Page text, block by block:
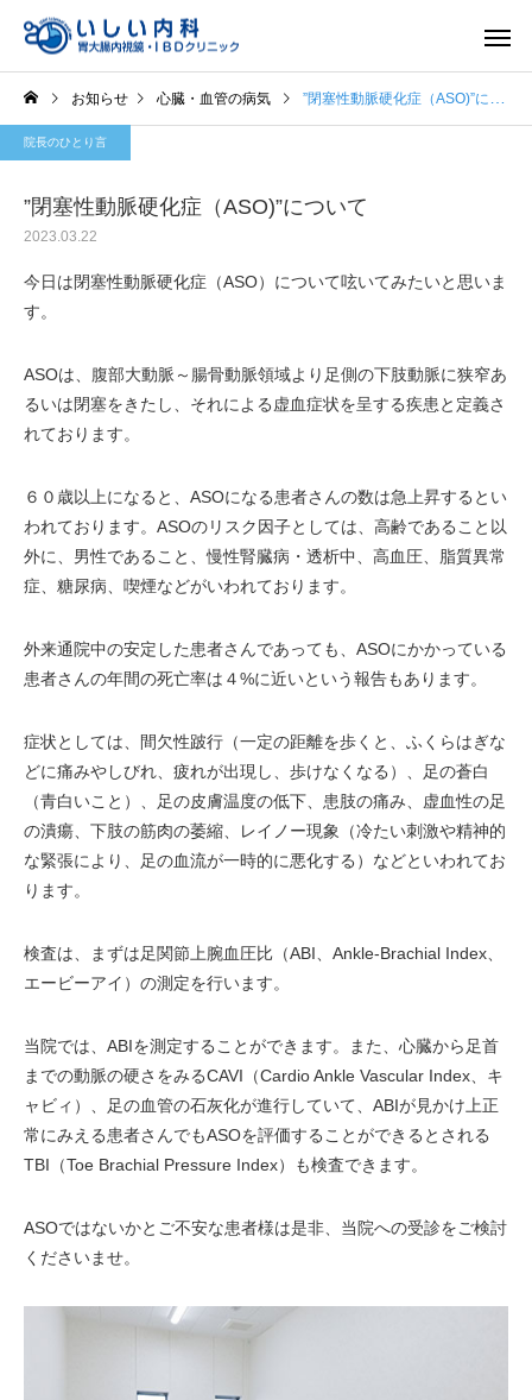
一般内科 胃内視
お知らせ 心臓・血管の病気 ”閉塞性動脈硬化症（ASO)”について
院長のひとり言
”閉塞性動脈硬化症（ASO)”について
2023.03.22
今日は閉塞性動脈硬化症（ASO）について呟いてみたいと思いま
す。
ASOは、腹部大動脈～腸骨動脈領域より足側の下肢動脈に狭窄あ
るいは閉塞をきたし、それによる虚血症状を呈する疾患と定義さ
れております。
６０歳以上になると、ASOになる患者さんの数は急上昇するとい
われております。ASOのリスク因子としては、高齢であること以
外に、男性であること、慢性腎臓病・透析中、高血圧、脂質異常
症、糖尿病、喫煙などがいわれております。
外来通院中の安定した患者さんであっても、ASOにかかっている
患者さんの年間の死亡率は４%に近いという報告もあります。
症状としては、間欠性跛行（一定の距離を歩くと、ふくらはぎな
どに痛みやしびれ、疲れが出現し、歩けなくなる）、足の蒼白
（青白いこと）、足の皮膚温度の低下、患肢の痛み、虚血性の足
の潰瘍、下肢の筋肉の萎縮、レイノー現象（冷たい刺激や精神的
な緊張により、足の血流が一時的に悪化する）などといわれてお
ります。
検査は、まずは足関節上腕血圧比（ABI、Ankle-Brachial Index、
エービーアイ）の測定を行います。
当院では、ABIを測定することができます。また、心臓から足首
までの動脈の硬さをみるCAVI（Cardio Ankle Vascular Index、キ
ャビィ）、足の血管の石灰化が進行していて、ABIが見かけ上正
常にみえる患者さんでもASOを評価することができるとされる
TBI（Toe Brachial Pressure Index）も検査できます。
ASOではないかとご不安な患者様は是非、当院への受診をご検討
くださいませ。